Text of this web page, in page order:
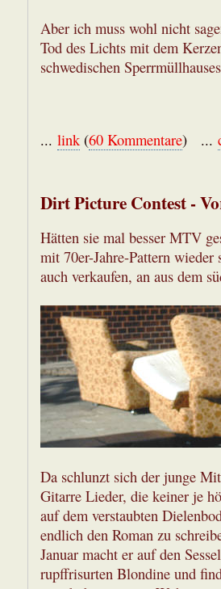
Aber ich muss wohl nicht
Tod des Lichts mit dem
schwedischen
... link (60 Kommentare) ...
Dirt Picture Contest -
Hätten sie mal besser MTV
mit 70er-Jahre-Pattern wieder
auch verkaufen, an aus dem
Da schlunzt sich der junge
Gitarre Lieder, die keiner je
auf dem verstaubten
endlich den Roman zu
Januar macht er auf den
rupffrisurten Blondine und